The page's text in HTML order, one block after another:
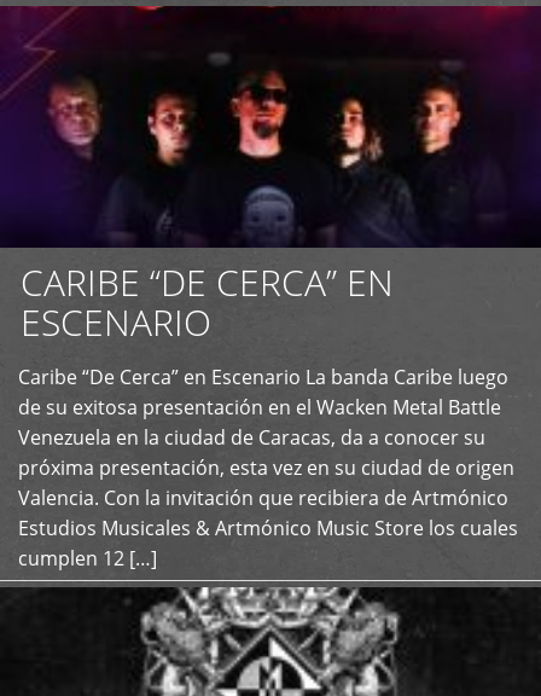
CARIBE “DE CERCA” EN
ESCENARIO
Caribe “De Cerca” en Escenario La banda Caribe luego
de su exitosa presentación en el Wacken Metal Battle
Venezuela en la ciudad de Caracas, da a conocer su
próxima presentación, esta vez en su ciudad de origen
Valencia. Con la invitación que recibiera de Artmónico
Estudios Musicales & Artmónico Music Store los cuales
cumplen 12 […]
+